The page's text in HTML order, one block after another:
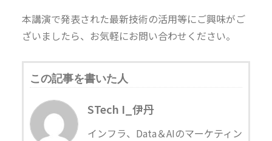
本講演で発表された最新技術の活用等にご興味がご
ざいましたら、お気軽にお問い合わせください。
この記事を書いた人
STech I_伊丹
インフラ、Data＆AIのマーケティン